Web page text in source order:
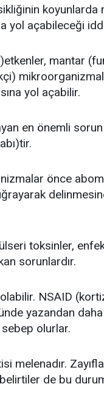
koyunlarda
yol açabileceği
mantar
yol açabilir.
en önemli sorun
önce
toksinler,
sorunlardır.
NSAID
yazandan
sebep olurlar.
melenadır.
de bu